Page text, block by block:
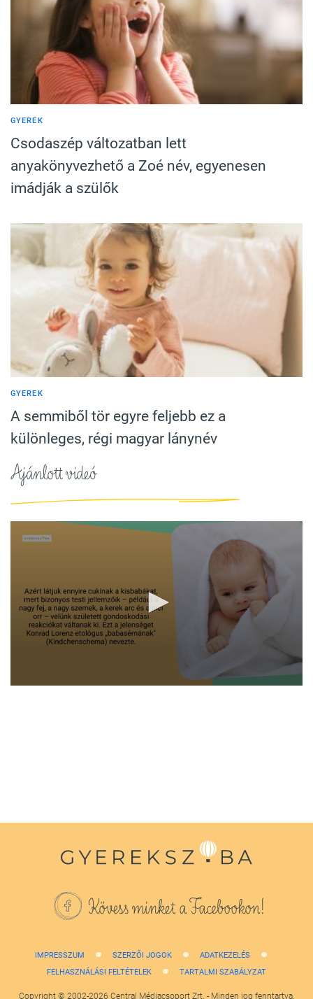
GYEREK
Csodaszép változatban lett
anyakönyvezhető a Zoé név, egyenesen
imádják a szülők
GYEREK
A semmiből tör egyre feljebb ez a
különleges, régi magyar lánynév
Ajánlott videó
Kövess minket a Facebookon!
IMPRESSZUM SZERZŐI JOGOK
ADATKEZELÉS
FELHASZNÁLÁSI FELTÉTELEK
TARTALMI SZABÁLYZAT
Copyright © 2002-2026 Central Médiacsoport Zrt. - Minden jog fenntartva.